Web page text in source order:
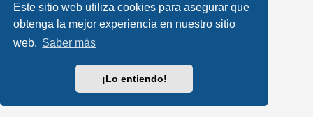
Este sitio web utiliza cookies para asegurar que
obtenga la mejor experiencia en nuestro sitio
web. Saber más
¡Lo entiendo!